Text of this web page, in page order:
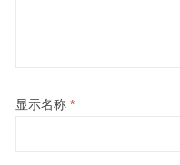
显示名称 *